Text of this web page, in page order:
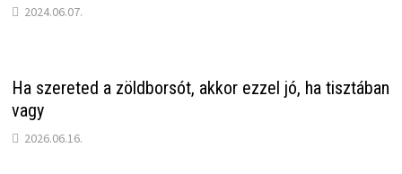
2024.06.07.
Ha szereted a zöldborsót, akkor ezzel jó, ha tisztában
vagy
2026.06.16.